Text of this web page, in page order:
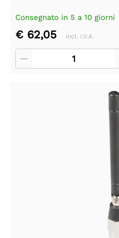
Consegnato in 5 a 10 giorni
€ 62,05 incl. I.V.A.